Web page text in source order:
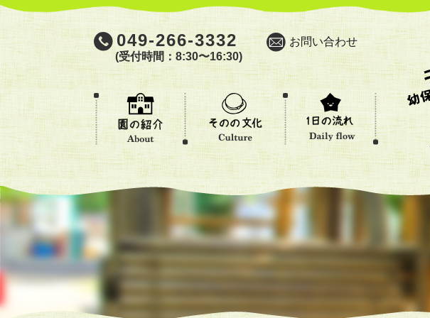
049-266-3332
(受付時間：8:30〜16:30)
お問い合わせ